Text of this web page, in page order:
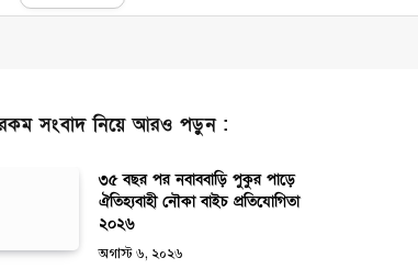
সংবাদ নিয়ে আরও পড়ুন :
৩৫ বছর পর নবাববাড়ি পুকুর পাড়ে
ঐতিহ্যবাহী নৌকা বাইচ প্রতিযোগিতা
২০২৬
অগাস্ট ৬, ২০২৬